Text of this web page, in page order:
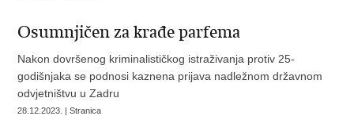
Osumnjičen za krađe parfema
Nakon dovršenog kriminalističkog istraživanja protiv 25-
godišnjaka se podnosi kaznena prijava nadležnom državnom
odvjetništvu u Zadru
28.12.2023. | Stranica